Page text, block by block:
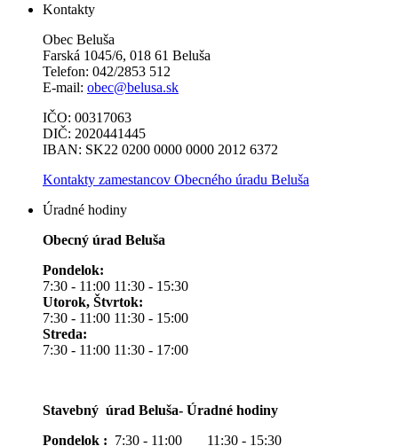
Kontakty
Obec Beluša
Farská 1045/6, 018 61 Beluša
Telefon: 042/2853 512
E-mail: obec@belusa.sk
IČO: 00317063
DIČ: 2020441445
IBAN: SK22 0200 0000 0000 2012 6372
Kontakty zamestancov Obecného úradu Beluša
Úradné hodiny
Obecný úrad Beluša
Pondelok:
7:30 - 11:00 11:30 - 15:30
Utorok, Štvrtok:
7:30 - 11:00 11:30 - 15:00
Streda:
7:30 - 11:00 11:30 - 17:00
Stavebný úrad Beluša- Úradné hodiny
Pondelok : 7:30 - 11:00 11:30 - 15:30